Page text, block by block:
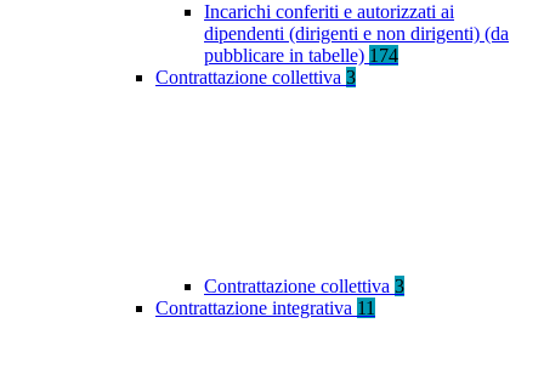
Incarichi conferiti e autorizzati ai
dipendenti (dirigenti e non dirigenti) (da
pubblicare in tabelle) 174
Contrattazione collettiva 3
Contrattazione collettiva 3
Contrattazione integrativa 11